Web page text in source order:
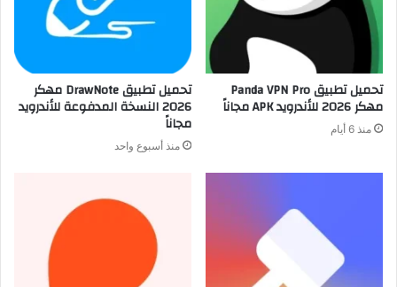
تحميل تطبيق Panda VPN Pro
مهكر 2026 للأندرويد APK مجاناً
منذ 6 أيام
تحميل تطبيق DrawNote مهكر
2026 النسخة المدفوعة للأندرويد
مجاناً
منذ أسبوع واحد